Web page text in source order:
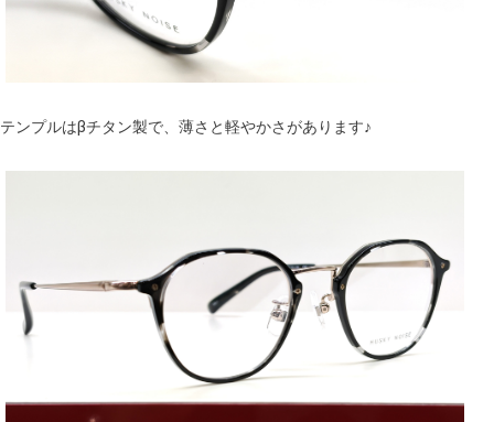
テンプルはβチタン製で、薄さと軽やかさがあります♪